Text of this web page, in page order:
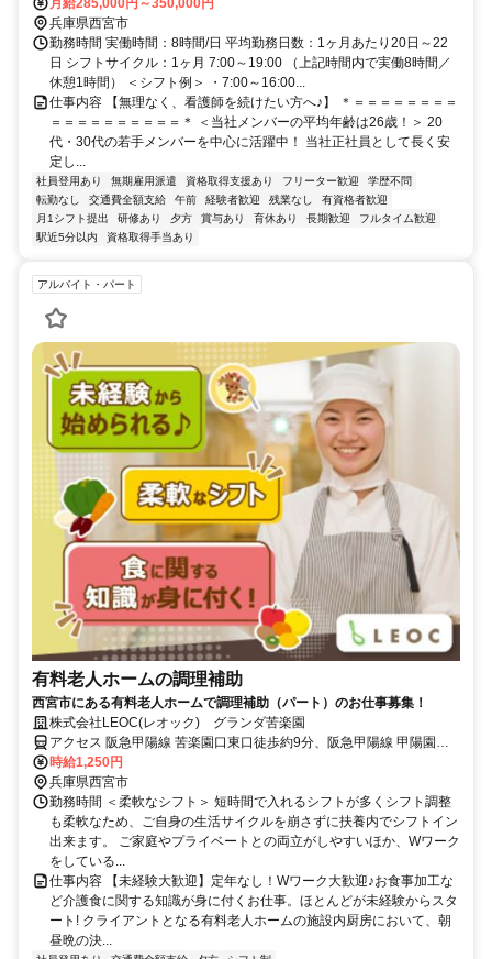
先を決定致します。
月給285,000円～350,000円
兵庫県西宮市
勤務時間 実働時間：8時間/日 平均勤務日数：1ヶ月あたり20日～22
日 シフトサイクル：1ヶ月 7:00～19:00 （上記時間内で実働8時間／
休憩1時間） ＜シフト例＞ ・7:00～16:00...
仕事内容 【無理なく、看護師を続けたい方へ♪】 ＊＝＝＝＝＝＝＝＝
＝＝＝＝＝＝＝＝＝＝＊ ＜当社メンバーの平均年齢は26歳！＞ 20
代・30代の若手メンバーを中心に活躍中！ 当社正社員として長く安
定し...
社員登用あり 無期雇用派遣 資格取得支援あり フリーター歓迎
学歴不問
転勤なし
交通費全額支給 午前 経験者歓迎 残業なし
有資格者歓迎
月1シフト提出
研修あり 夕方 賞与あり 育休あり 長期歓迎
フルタイム歓迎
駅近5分以内
資格取得手当あり
アルバイト・パート
有料老人ホームの調理補助
西宮市にある有料老人ホームで調理補助（パート）のお仕事募集！
株式会社LEOC(レオック) グランダ苦楽園
アクセス 阪急甲陽線 苦楽園口東口徒歩約9分、阪急甲陽線 甲陽園徒
歩約19分、阪急神戸本線 夙川北口徒歩約20分 バス停：北城山町徒歩
4分、苦楽園口駅徒歩13分
時給1,250円
兵庫県西宮市
勤務時間 ＜柔軟なシフト＞ 短時間で入れるシフトが多くシフト調整
も柔軟なため、ご自身の生活サイクルを崩さずに扶養内でシフトイン
出来ます。 ご家庭やプライベートとの両立がしやすいほか、Wワーク
をしている...
仕事内容 【未経験大歓迎】定年なし！Wワーク大歓迎♪お食事加工な
ど介護食に関する知識が身に付くお仕事。ほとんどが未経験からスタ
ート! クライアントとなる有料老人ホームの施設内厨房において、朝
昼晩の決...